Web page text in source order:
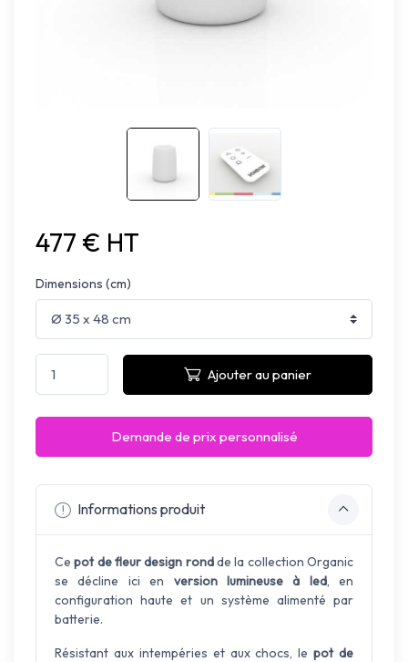
477 € HT
Dimensions (cm)
Ajouter au panier
Demande de prix personnalisé
Informations produit
Cepot de fleur design rondde la collection Organic
se décline ici en version lumineuse à led, en
configuration haute et un système alimenté par
batterie.
Résistant aux intempéries et aux chocs, lepot de